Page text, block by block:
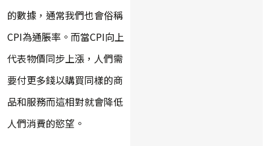
的數據，通常我們也會俗稱
CPI為通脹率。而當CPI向上
代表物價同步上漲，人們需
要付更多錢以購買同樣的商
品和服務而這相對就會降低
人們消費的慾望。